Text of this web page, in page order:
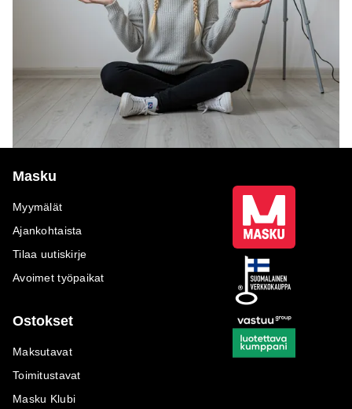
Masku
Myymälät
Ajankohtaista
Tilaa uutiskirje
Avoimet työpaikat
Ostokset
Maksutavat
Toimitustavat
Masku Klubi